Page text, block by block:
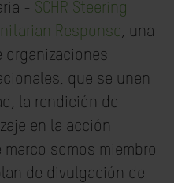
- SCHR Steering
Response, una
organizaciones
que se unen
la rendición de
en la acción
somos miembro
de divulgación de